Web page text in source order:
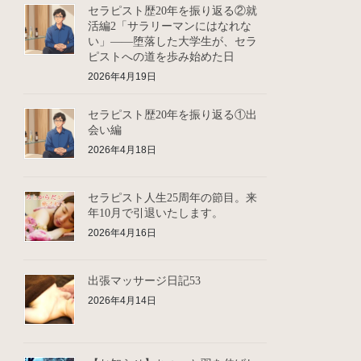
セラピスト歴20年を振り返る②就
活編2「サラリーマンにはなれな
い」――堕落した大学生が、セラ
ピストへの道を歩み始めた日
2026年4月19日
セラピスト歴20年を振り返る①出
会い編
2026年4月18日
セラピスト人生25周年の節目。来
年10月で引退いたします。
2026年4月16日
出張マッサージ日記53
2026年4月14日